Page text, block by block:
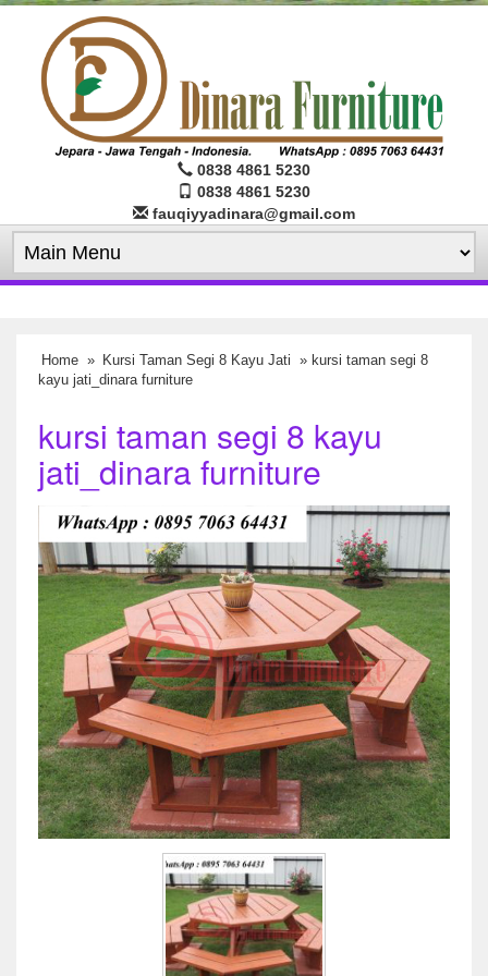
0838 4861 5230
0838 4861 5230
fauqiyyadinara@gmail.com
Home » Kursi Taman Segi 8 Kayu Jati » kursi taman segi 8
kayu jati_dinara furniture
kursi taman segi 8 kayu
jati_dinara furniture